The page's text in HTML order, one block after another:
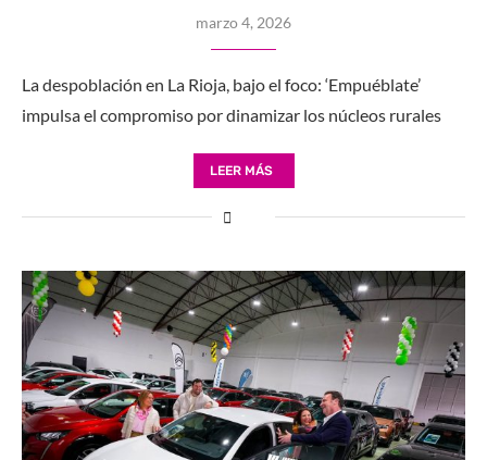
marzo 4, 2026
La despoblación en La Rioja, bajo el foco: ‘Empuéblate’
impulsa el compromiso por dinamizar los núcleos rurales
LEER MÁS